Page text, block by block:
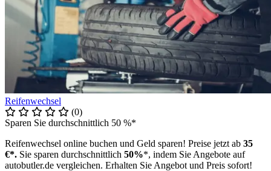
Reifenwechsel
(0)
Sparen Sie durchschnittlich 50 %*
Reifenwechsel online buchen und Geld sparen! Preise jetzt ab 35
€*. Sie sparen durchschnittlich 50%*, indem Sie Angebote auf
autobutler.de vergleichen. Erhalten Sie Angebot und Preis sofort!